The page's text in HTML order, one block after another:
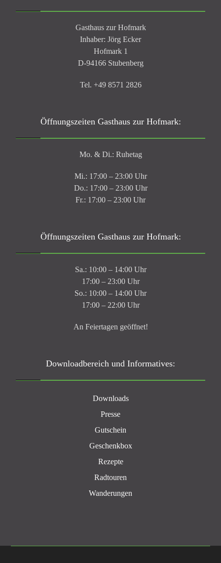
Gasthaus zur Hofmark
Inhaber: Jörg Ecker
Hofmark 1
D-94166 Stubenberg
Tel. +49 8571 2826
Öffnungszeiten Gasthaus zur Hofmark:
Mo. & Di.: Ruhetag
Mi.: 17:00 – 23:00 Uhr
Do.: 17:00 – 23:00 Uhr
Fr.: 17:00 – 23:00 Uhr
Öffnungszeiten Gasthaus zur Hofmark:
Sa.: 10:00 – 14:00 Uhr
17:00 – 23:00 Uhr
So.: 10:00 – 14:00 Uhr
17:00 – 22:00 Uhr
An Feiertagen geöffnet!
Downloadbereich und Informatives:
Downloads
Presse
Gutschein
Geschenkbox
Rezepte
Radtouren
Wanderungen